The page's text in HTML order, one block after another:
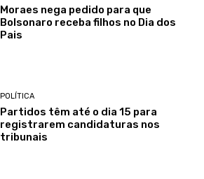
Moraes nega pedido para que
Bolsonaro receba filhos no Dia dos
Pais
POLÍTICA
Partidos têm até o dia 15 para
registrarem candidaturas nos
tribunais